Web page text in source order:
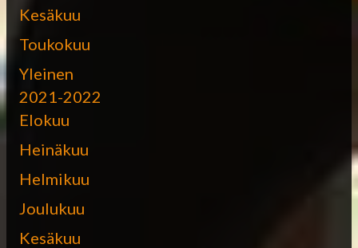
Kesäkuu
Toukokuu
Yleinen
2021-2022
Elokuu
Heinäkuu
Helmikuu
Joulukuu
Kesäkuu